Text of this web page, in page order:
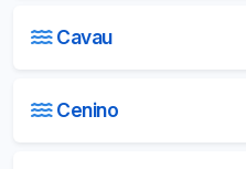
Cavau
Cenino